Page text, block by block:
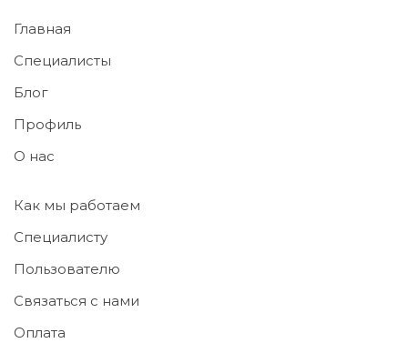
Главная
Специалисты
Блог
Профиль
О нас
Как мы работаем
Специалисту
Пользователю
Связаться с нами
Оплата